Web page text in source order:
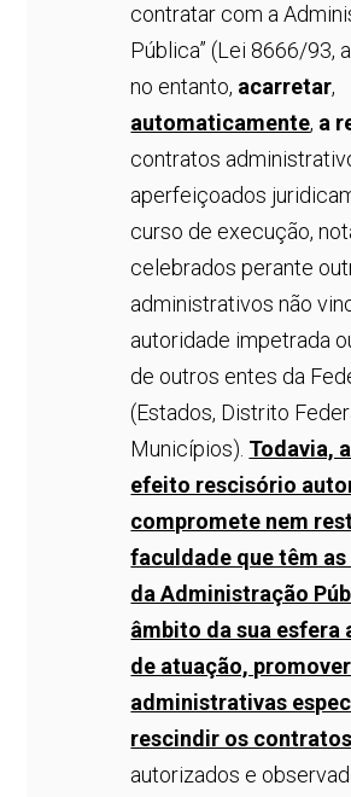
contratar com a
Pública” (Lei 8666/93,
no entanto, acarretar,
automaticamente, a
contratos
aperfeiçoados
curso de execução,
celebrados perante
administrativos não
autoridade impetrada
de outros entes da
(Estados, Distrito
Municípios). Todavia,
efeito rescisório
compromete nem
faculdade que têm
da Administração
âmbito da sua esfera
de atuação,
administrativas
rescindir os
autorizados e